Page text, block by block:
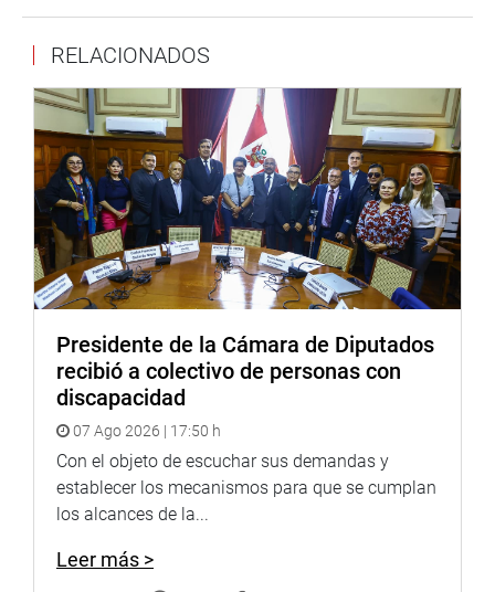
destacarse las fotografías de la época que recogen
FONDO EDITORIAL
RELACIONADOS
Presidente de la Cámara de Diputados
recibió a colectivo de personas con
discapacidad
07 Ago 2026 | 17:50 h
Con el objeto de escuchar sus demandas y
establecer los mecanismos para que se cumplan
los alcances de la...
Leer más >